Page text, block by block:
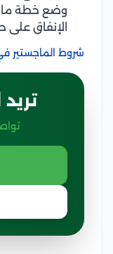
وضع خطة
الإنفاق على
شروط الماجستير
تريد